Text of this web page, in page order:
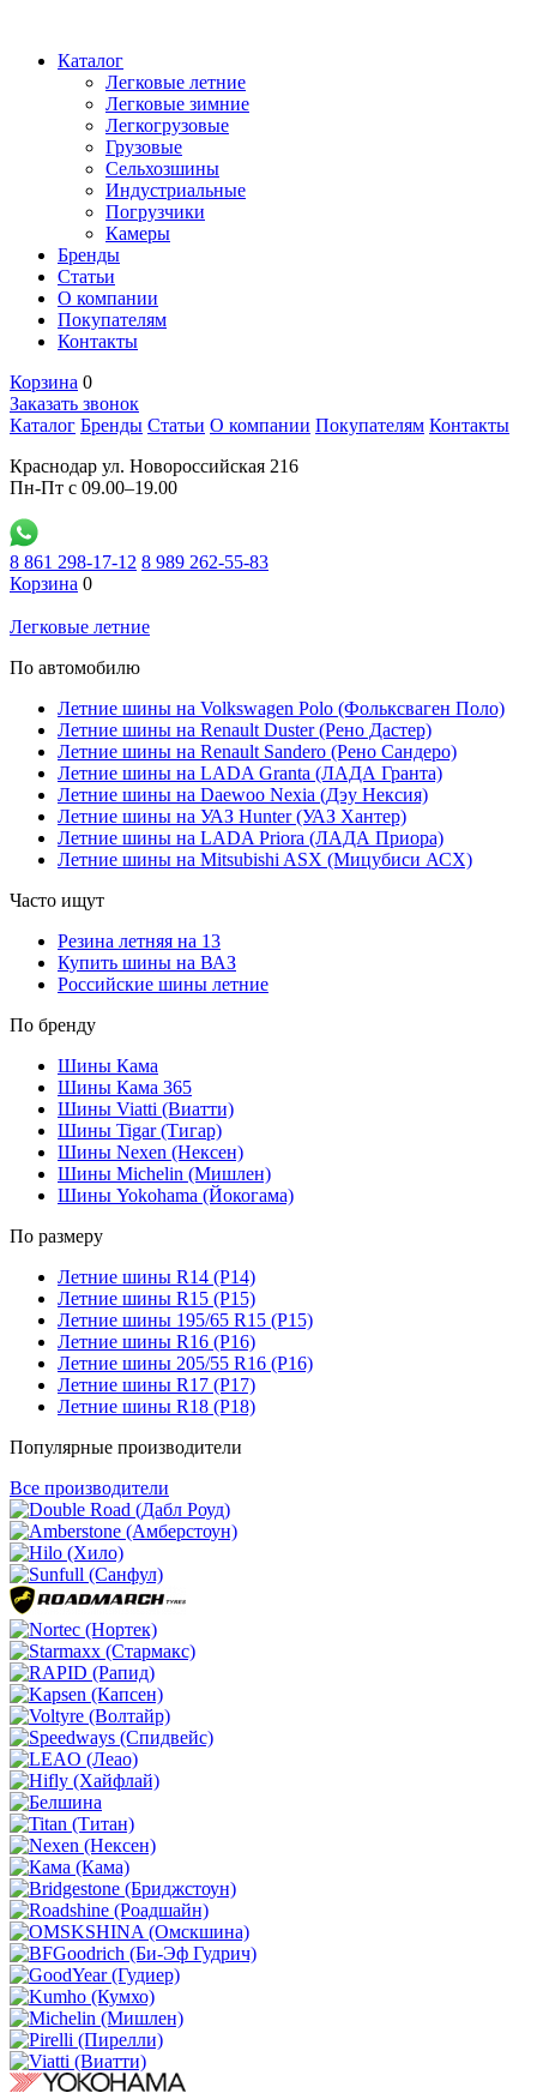
Каталог
Легковые летние
Легковые зимние
Легкогрузовые
Грузовые
Сельхозшины
Индустриальные
Погрузчики
Камеры
Бренды
Статьи
О компании
Покупателям
Контакты
Корзина 0
Заказать звонок
Каталог Бренды Статьи О компании Покупателям Контакты
Краснодар ул. Новороссийская 216
Пн-Пт с 09.00–19.00
8 861 298-17-12 8 989 262-55-83
Корзина 0
Легковые летние
По автомобилю
Летние шины на Volkswagen Polo (Фольксваген Поло)
Летние шины на Renault Duster (Рено Дастер)
Летние шины на Renault Sandero (Рено Сандеро)
Летние шины на LADA Granta (ЛАДА Гранта)
Летние шины на Daewoo Nexia (Дэу Нексия)
Летние шины на УАЗ Hunter (УАЗ Хантер)
Летние шины на LADA Priora (ЛАДА Приора)
Летние шины на Mitsubishi ASX (Мицубиси АСХ)
Часто ищут
Резина летняя на 13
Купить шины на ВАЗ
Российские шины летние
По бренду
Шины Кама
Шины Кама 365
Шины Viatti (Виатти)
Шины Tigar (Тигар)
Шины Nexen (Нексен)
Шины Michelin (Мишлен)
Шины Yokohama (Йокогама)
По размеру
Летние шины R14 (Р14)
Летние шины R15 (Р15)
Летние шины 195/65 R15 (Р15)
Летние шины R16 (Р16)
Летние шины 205/55 R16 (Р16)
Летние шины R17 (Р17)
Летние шины R18 (Р18)
Популярные производители
Все производители